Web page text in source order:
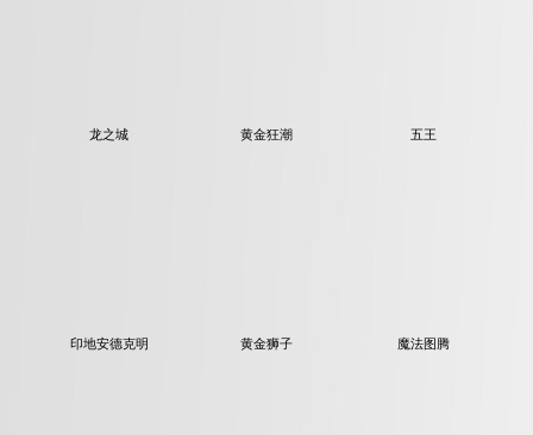
龙之城 黄金狂潮 五王
印地安德克明 黄金狮子 魔法图腾